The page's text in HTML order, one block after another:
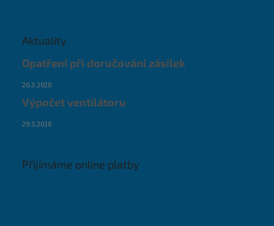
Aktuality
Opatření při doručování zásilek
20.3.2020
Výpočet ventilátoru
29.5.2018
Přijímáme online platby